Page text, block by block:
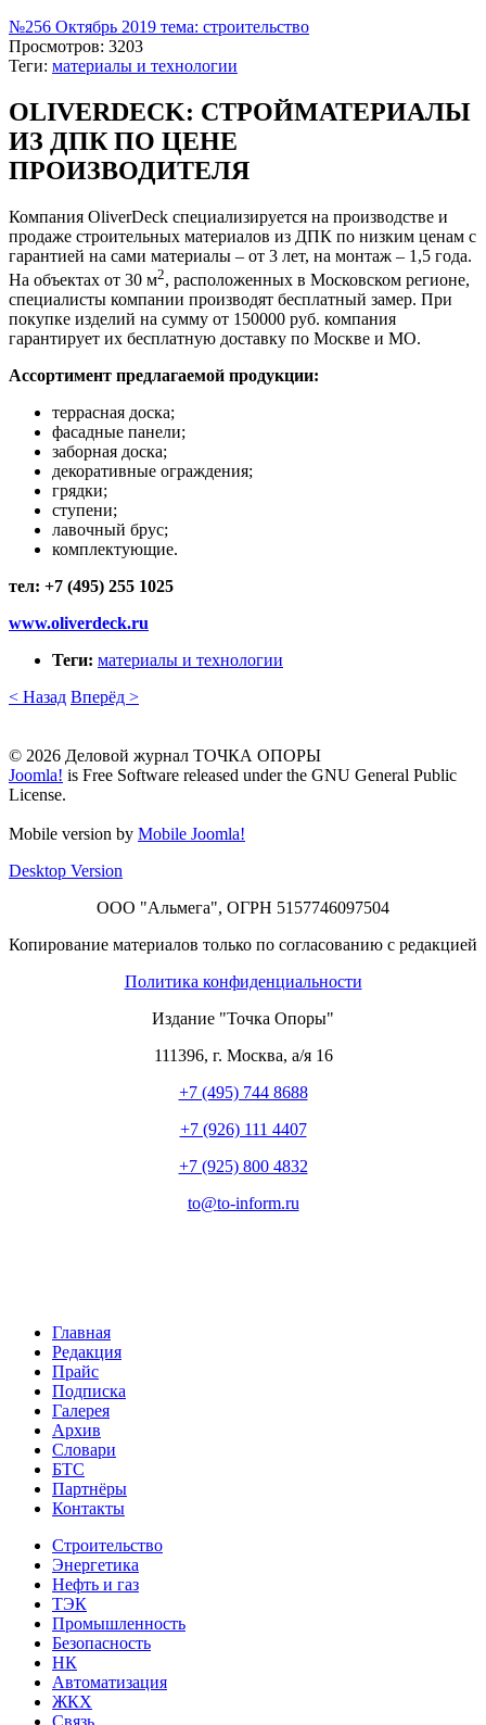
№256 Октябрь 2019 тема: строительство
Просмотров: 3203
Теги: материалы и технологии
OLIVERDECK: СТРОЙМАТЕРИАЛЫ
ИЗ ДПК ПО ЦЕНЕ
ПРОИЗВОДИТЕЛЯ
Компания OliverDeck специализируется на производстве и
продаже строительных материалов из ДПК по низким ценам с
гарантией на сами материалы – от 3 лет, на монтаж – 1,5 года.
На объектах от 30 м2, расположенных в Московском регионе,
специалисты компании производят бесплатный замер. При
покупке изделий на сумму от 150000 руб. компания
гарантирует их бесплатную доставку по Москве и МО.
Ассортимент предлагаемой продукции:
террасная доска;
фасадные панели;
заборная доска;
декоративные ограждения;
грядки;
ступени;
лавочный брус;
комплектующие.
тел: +7 (495) 255 1025
www.oliverdeck.ru
Теги: материалы и технологии
< Назад Вперёд >
© 2026 Деловой журнал ТОЧКА ОПОРЫ
Joomla! is Free Software released under the GNU General Public
License.
Mobile version by Mobile Joomla!
Desktop Version
ООО "Альмега", ОГРН 5157746097504
Копирование материалов только по согласованию с редакцией
Политика конфиденциальности
Издание "Точка Опоры"
111396, г. Москва, а/я 16
+7 (495) 744 8688
+7 (926) 111 4407
+7 (925) 800 4832
to​@​to-inform.ru
Главная
Редакция
Прайс
Подписка
Галерея
Архив
Словари
БТС
Партнёры
Контакты
Строительство
Энергетика
Нефть и газ
ТЭК
Промышленность
Безопасность
НК
Автоматизация
ЖКХ
Связь